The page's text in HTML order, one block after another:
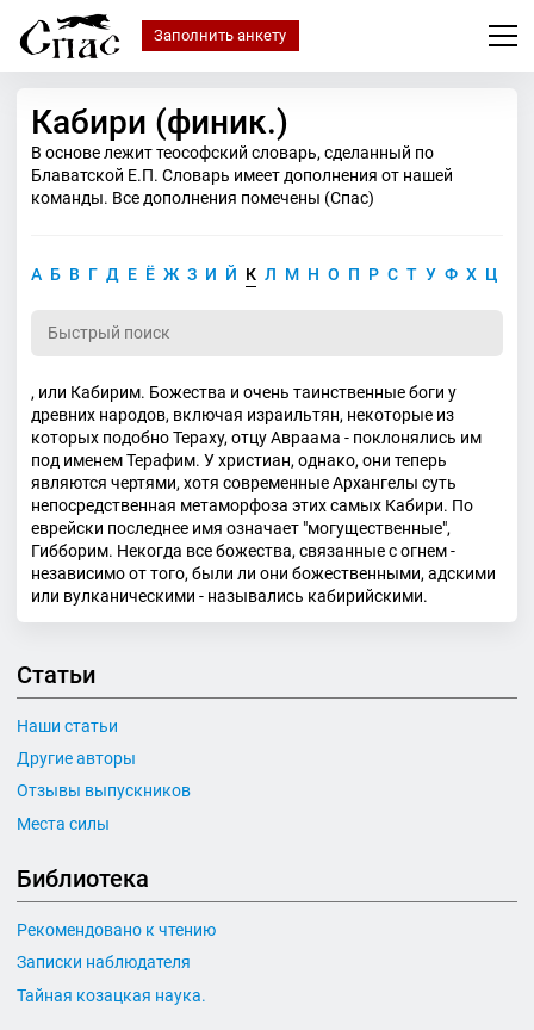
Заполнить анкету
Кабири (финик.)
В основе лежит теософский словарь, сделанный по
Блаватской Е.П. Словарь имеет дополнения от нашей
команды. Все дополнения помечены (Спас)
А Б В Г Д Е Ё Ж З И Й К Л М Н О П Р С Т У Ф Х Ц
, или Кабирим. Божества и очень таинственные боги у
древних народов, включая израильтян, некоторые из
которых подобно Тераху, отцу Авраама - поклонялись им
под именем Терафим. У христиан, однако, они теперь
являются чертями, хотя современные Архангелы суть
непосредственная метаморфоза этих самых Кабири. По
еврейски последнее имя означает "могущественные",
Гибборим. Некогда все божества, связанные с огнем -
независимо от того, были ли они божественными, адскими
или вулканическими - назывались кабирийскими.
Статьи
Наши статьи
Другие авторы
Отзывы выпускников
Места силы
Библиотека
Рекомендовано к чтению
Записки наблюдателя
Тайная козацкая наука.